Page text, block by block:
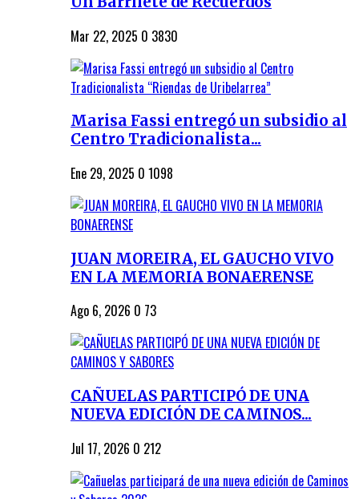
Mar 22, 2025 0 3830
Marisa Fassi entregó un subsidio al
Centro Tradicionalista...
Ene 29, 2025 0 1098
JUAN MOREIRA, EL GAUCHO VIVO
EN LA MEMORIA BONAERENSE
Ago 6, 2026 0 73
CAÑUELAS PARTICIPÓ DE UNA
NUEVA EDICIÓN DE CAMINOS...
Jul 17, 2026 0 212